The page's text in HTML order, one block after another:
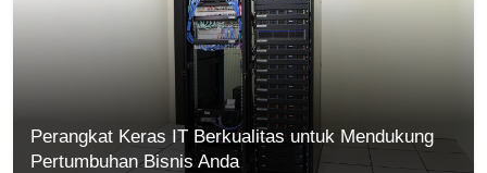
Perangkat Keras IT Berkualitas untuk Mendukung
Pertumbuhan Bisnis Anda